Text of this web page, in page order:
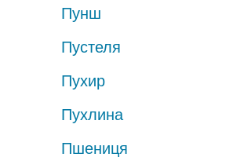
Пунш
Пустеля
Пухир
Пухлина
Пшениця